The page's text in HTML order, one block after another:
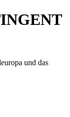
und das